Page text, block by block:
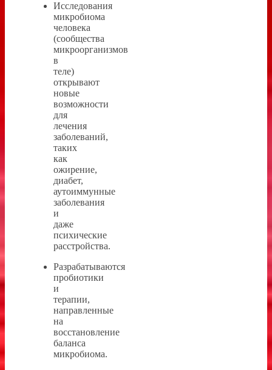
Исследования
микробиома
человека
(сообщества
микроорганизмов
в
теле)
открывают
новые
возможности
для
лечения
заболеваний,
таких
как
ожирение,
диабет,
аутоиммунные
заболевания
и
даже
психические
расстройства.
Разрабатываются
пробиотики
и
терапии,
направленные
на
восстановление
баланса
микробиома.